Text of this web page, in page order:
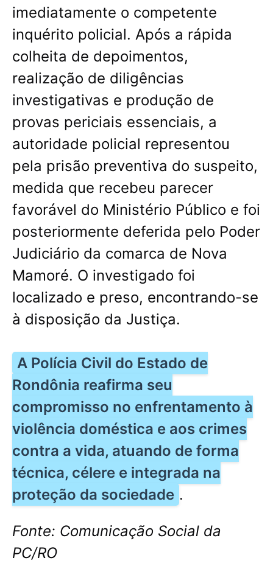
imediatamente o competente
inquérito policial. Após a rápida
colheita de depoimentos,
realização de diligências
investigativas e produção de
provas periciais essenciais, a
autoridade policial representou
pela prisão preventiva do suspeito,
medida que recebeu parecer
favorável do Ministério Público e foi
posteriormente deferida pelo Poder
Judiciário da comarca de Nova
Mamoré. O investigado foi
localizado e preso, encontrando-se
à disposição da Justiça.
A Polícia Civil do Estado de
Rondônia reafirma seu
compromisso no enfrentamento à
violência doméstica e aos crimes
contra a vida, atuando de forma
técnica, célere e integrada na
proteção da sociedade .
Fonte: Comunicação Social da
PC/RO